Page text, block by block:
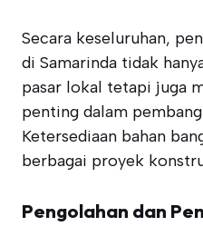
Secara keseluruhan,
di Samarinda tidak
pasar lokal tetapi juga
penting dalam
Ketersediaan bahan
berbagai proyek
Pengolahan dan